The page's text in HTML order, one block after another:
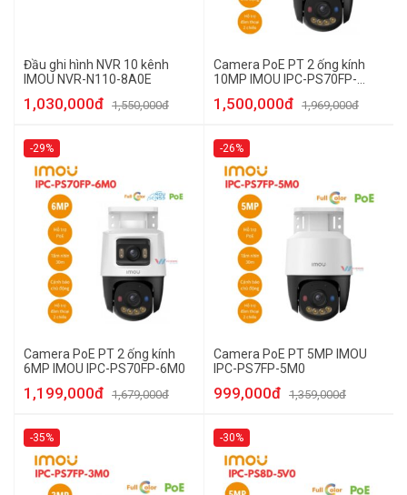
Đầu ghi hình NVR 10 kênh
IMOU NVR-N110-8A0E
1,030,000đ 1,550,000đ
Camera PoE PT 2 ống kính
10MP IMOU IPC-PS70FP-
1,500,000đ 1,969,000đ
-29%
Camera PoE PT 2 ống kính
6MP IMOU IPC-PS70FP-6M0
1,199,000đ 1,679,000đ
-26%
Camera PoE PT 5MP IMOU
IPC-PS7FP-5M0
999,000đ 1,359,000đ
-35% -30%